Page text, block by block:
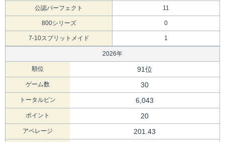
公認パーフェクト 11
800シリーズ 0
7-10スプリットメイド 1
2026年
順位 91位
ゲーム数 30
トータルピン 6,043
ポイント 20
アベレージ 201.43